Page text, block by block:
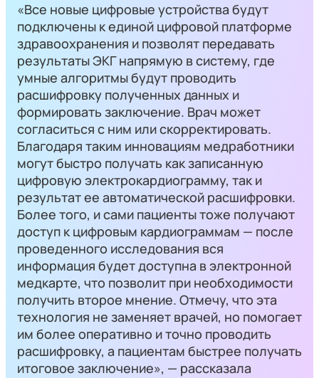
«Все новые цифровые устройства будут
подключены к единой цифровой платформе
здравоохранения и позволят передавать
результаты ЭКГ напрямую в систему, где
умные алгоритмы будут проводить
расшифровку полученных данных и
формировать заключение. Врач может
согласиться с ним или скорректировать.
Благодаря таким инновациям медработники
могут быстро получать как записанную
цифровую электрокардиограмму, так и
результат ее автоматической расшифровки.
Более того, и сами пациенты тоже получают
доступ к цифровым кардиограммам — после
проведенного исследования вся
информация будет доступна в электронной
медкарте, что позволит при необходимости
получить второе мнение. Отмечу, что эта
технология не заменяет врачей, но помогает
им более оперативно и точно проводить
расшифровку, а пациентам быстрее получать
итоговое заключение», — рассказала